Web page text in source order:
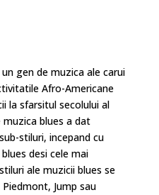
gen de muzica ale carui
Afro-Americane
la sfarsitul secolului al
muzica blues a dat
stiluri, incepand cu
desi cele mai
ale muzicii blues se
Jump sau